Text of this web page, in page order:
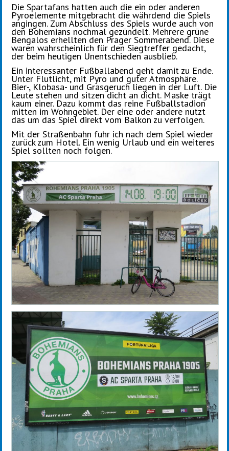
Die Spartafans hatten auch die ein oder anderen
Pyroelemente mitgebracht die währdend die Spiels
angingen. Zum Abschluss des Spiels wurde auch von
den Bohemians nochmal gezündelt. Mehrere grüne
Bengalos erhellten den Prager Sommerabend. Diese
waren wahrscheinlich für den Siegtreffer gedacht,
der beim heutigen Unentschieden ausblieb.
Ein interessanter Fußballabend geht damit zu Ende.
Unter Flutlicht, mit Pyro und guter Atmosphäre.
Bier-, Klobasa- und Grasgeruch liegen in der Luft. Die
Leute stehen und sitzen dicht an dicht. Maske trägt
kaum einer. Dazu kommt das reine Fußballstadion
mitten im Wohngebiet. Der eine oder andere nutzt
das um das Spiel direkt vom Balkon zu verfolgen.
Mit der Straßenbahn fuhr ich nach dem Spiel wieder
zurück zum Hotel. Ein wenig Urlaub und ein weiteres
Spiel sollten noch folgen.